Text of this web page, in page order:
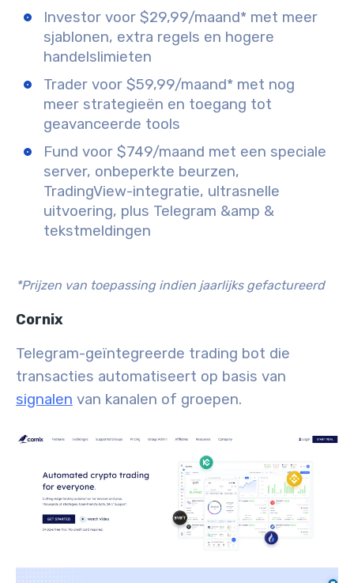
Investor voor $29,99/maand* met meer
sjablonen, extra regels en hogere
handelslimieten
Trader voor $59,99/maand* met nog
meer strategieën en toegang tot
geavanceerde tools
Fund voor $749/maand met een speciale
server, onbeperkte beurzen,
TradingView-integratie, ultrasnelle
uitvoering, plus Telegram &amp &
tekstmeldingen
*Prijzen van toepassing indien jaarlijks gefactureerd
Cornix
Telegram-geïntegreerde trading bot die
transacties automatiseert op basis van
signalen van kanalen of groepen.